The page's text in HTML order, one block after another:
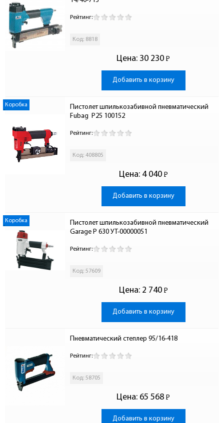
Рейтинг:
Код: 8818
Цена: 30 230 Р
-
Добавить в корзину
Коробка
Пистолет шпилькозабивной пневматический
Fubag  P25 100152
Рейтинг:
Код: 408805
Цена: 4 040 Р
-
Добавить в корзину
Коробка
Пистолет шпилькозабивной пневматический
Garage P 630 УТ-00000051
Рейтинг:
Код: 57609
Цена: 2 740 Р
-
Добавить в корзину
Пневматический степлер 95/16-418
Рейтинг:
Код: 58705
Цена: 65 568 Р
-
Добавить в корзину